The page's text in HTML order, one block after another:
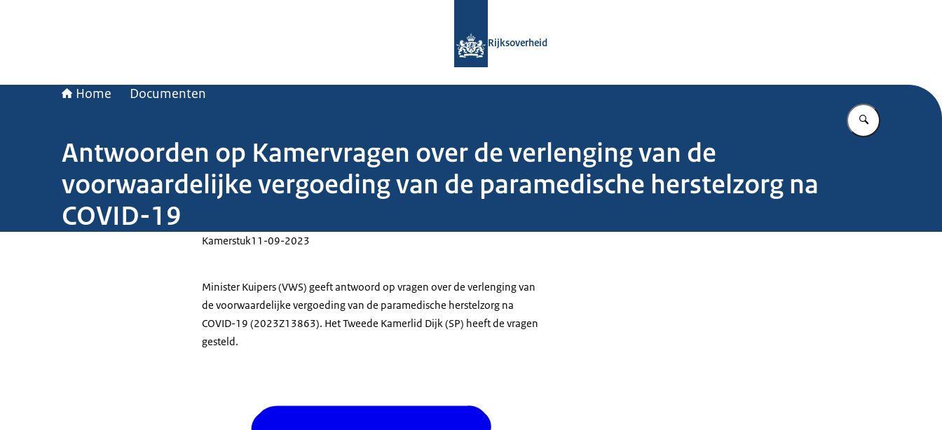
Rijksoverheid
Home Documenten
Vul in wat u
Antwoorden op Kamervragen over de verlenging van de
voorwaardelijke vergoeding van de paramedische herstelzorg na
COVID-19
Kamerstuk11-09-2023
Minister Kuipers (VWS) geeft antwoord op vragen over de verlenging van
de voorwaardelijke vergoeding van de paramedische herstelzorg na
COVID-19 (2023Z13863). Het Tweede Kamerlid Dijk (SP) heeft de vragen
gesteld.